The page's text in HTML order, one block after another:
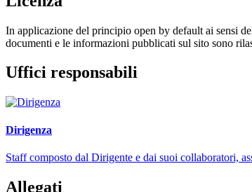
In applicazione del principio open by default ai sensi
documenti e le informazioni pubblicati sul sito sono
Uffici responsabili
Dirigenza
Staff composto dal Dirigente e dai suoi collaboratori,
Allegati